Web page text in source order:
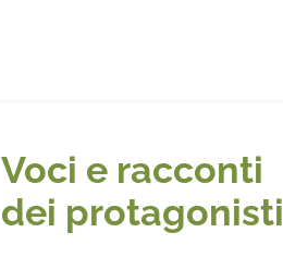
Voci e racconti
dei protagonisti